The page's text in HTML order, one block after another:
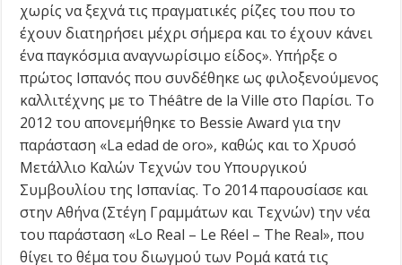
χωρίς να ξεχνά τις πραγματικές ρίζες του που το
έχουν διατηρήσει μέχρι σήμερα και το έχουν κάνει
ένα παγκόσμια αναγνωρίσιμο είδος». Υπήρξε ο
πρώτος Ισπανός που συνδέθηκε ως φιλοξενούμενος
καλλιτέχνης με το Théâtre de la Ville στο Παρίσι. Το
2012 του απονεμήθηκε το Bessie Award για την
παράσταση «La edad de oro», καθώς και το Χρυσό
Μετάλλιο Καλών Τεχνών του Υπουργικού
Συμβουλίου της Ισπανίας. Το 2014 παρουσίασε και
στην Αθήνα (Στέγη Γραμμάτων και Τεχνών) την νέα
του παράσταση «Lo Real – Le Réel – The Real», που
θίγει το θέμα του διωγμού των Ρομά κατά τις